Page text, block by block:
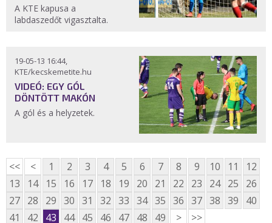
A KTE kapusa a
labdaszedőt vigasztalta.
19-05-13 16:44,
KTE/kecskemetite.hu
VIDEÓ: EGY GÓL
DÖNTÖTT MAKÓN
A gól és a helyzetek.
<< < 1 2 3 4 5 6 7 8 9 10 11
12
13
14 15 16 17 18 19 20 21 22 23 24 25
26
27 28 29 30 31 32 33 34 35 36 37 38 39
40
41
42 43 44 45 46 47 48 49 > >>